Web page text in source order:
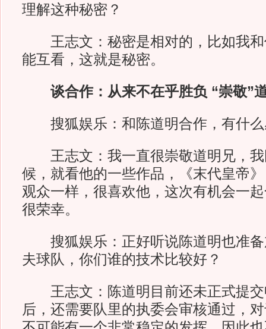
理解这种秘密？
王志文：秘密是相对的，比如我和
能互看，这就是秘密。
谈合作：从来不在乎胜负 “崇敬”
搜狐娱乐：和陈道明合作，有什么
王志文：我一直很崇敬道明兄，我
候，就看他的一些作品，《末代皇帝
观众一样，很喜欢他，这次有机会一
很荣幸。
搜狐娱乐：正好听说陈道明也准备
夫球队，你们谁的技术比较好？
王志文：陈道明目前还未正式提交
后，还需要队里的执委会审核通过，